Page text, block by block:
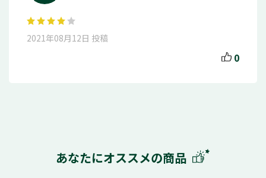
2021年08月12日 投稿
0
あなたにオススメの商品